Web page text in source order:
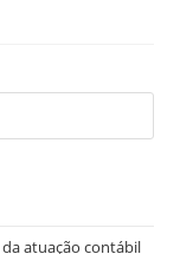
atuação contábil